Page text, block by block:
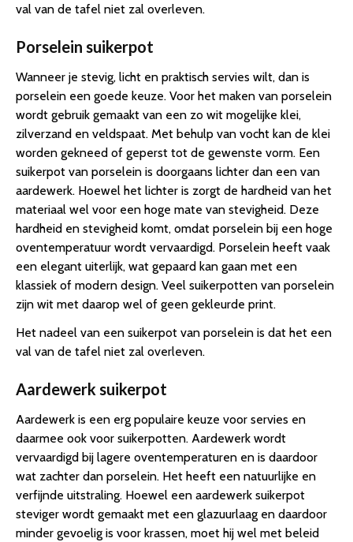
val van de tafel niet zal overleven.
Porselein suikerpot
Wanneer je stevig, licht en praktisch servies wilt, dan is
porselein een goede keuze. Voor het maken van porselein
wordt gebruik gemaakt van een zo wit mogelijke klei,
zilverzand en veldspaat. Met behulp van vocht kan de klei
worden gekneed of geperst tot de gewenste vorm. Een
suikerpot van porselein is doorgaans lichter dan een van
aardewerk. Hoewel het lichter is zorgt de hardheid van het
materiaal wel voor een hoge mate van stevigheid. Deze
hardheid en stevigheid komt, omdat porselein bij een hoge
oventemperatuur wordt vervaardigd. Porselein heeft vaak
een elegant uiterlijk, wat gepaard kan gaan met een
klassiek of modern design. Veel suikerpotten van porselein
zijn wit met daarop wel of geen gekleurde print.
Het nadeel van een suikerpot van porselein is dat het een
val van de tafel niet zal overleven.
Aardewerk suikerpot
Aardewerk is een erg populaire keuze voor servies en
daarmee ook voor suikerpotten. Aardewerk wordt
vervaardigd bij lagere oventemperaturen en is daardoor
wat zachter dan porselein. Het heeft een natuurlijke en
verfijnde uitstraling. Hoewel een aardewerk suikerpot
steviger wordt gemaakt met een glazuurlaag en daardoor
minder gevoelig is voor krassen, moet hij wel met beleid